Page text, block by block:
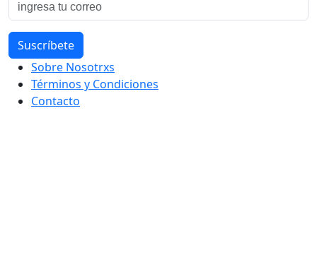
Sobre Nosotrxs
Términos y Condiciones
Contacto